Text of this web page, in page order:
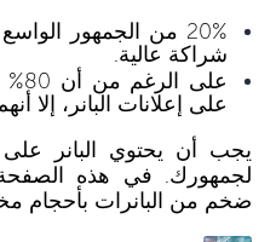
20% من الجمهور
شراكة عالية.
على إعلانات البانر، إلا
يجب أن يحتوي البانر على
لجمهورك. في هذه
ضخم من البانرات بأحجام